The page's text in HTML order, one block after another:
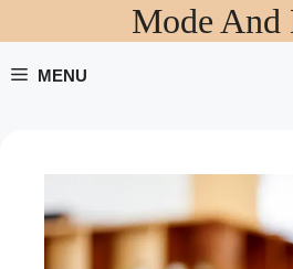
au
contenu
Mode And
MENU